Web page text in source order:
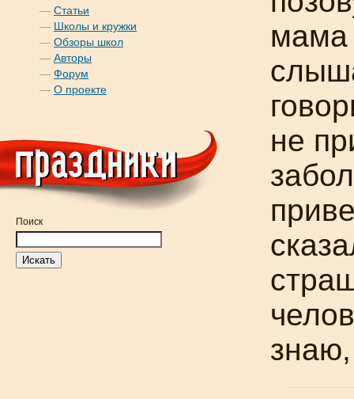
— Статьи
— Школы и кружки
— Обзоры школ
— Авторы
— Форум
— О проекте
Поиск
мама
не